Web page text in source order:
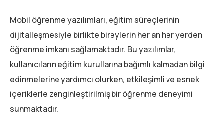
Mobil öğrenme yazılımları, eğitim süreçlerinin
dijitalleşmesiyle birlikte bireylerin her an her yerden
öğrenme imkanı sağlamaktadır. Bu yazılımlar,
kullanıcıların eğitim kurullarına bağımlı kalmadan bilgi
edinmelerine yardımcı olurken, etkileşimli ve esnek
içeriklerle zenginleştirilmiş bir öğrenme deneyimi
sunmaktadır.